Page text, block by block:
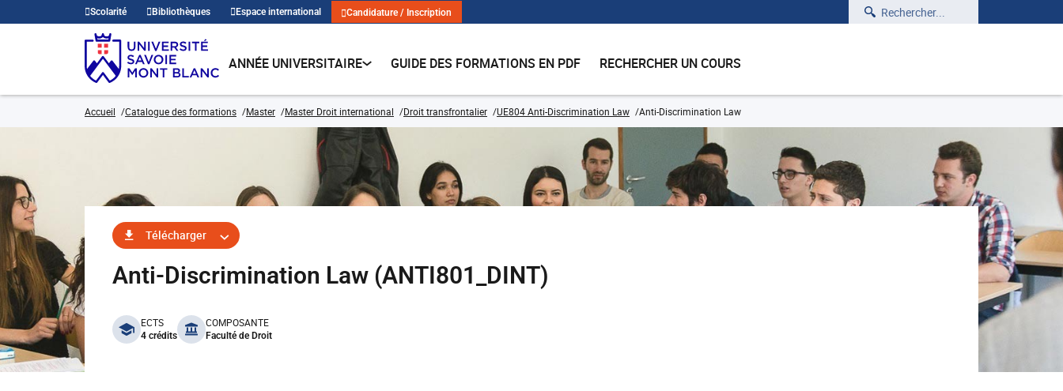
Scolarité Bibliothèques Espace international Candidature / Inscription Rechercher
ANNÉE UNIVERSITAIRE GUIDE DES FORMATIONS EN PDF RECHERCHER UN COURS
Accueil Catalogue des formations Master Master Droit international Droit transfrontalier UE804 Anti-Discrimination Law Anti-Discrimination Law
Télécharger
Anti-Discrimination Law (ANTI801_DINT)
benefits
ECTS
4 crédits
COMPOSANTE
Faculté de Droit